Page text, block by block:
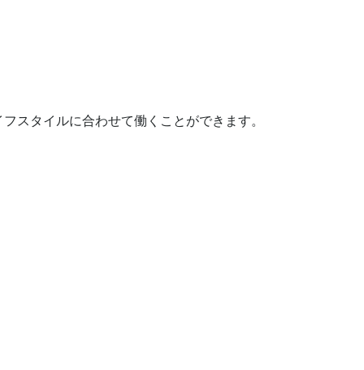
スタイルに合わせて働くことができます。